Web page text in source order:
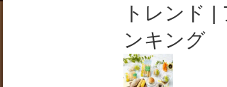
トレンド |
ンキング